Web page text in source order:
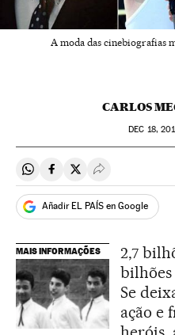
A moda das cinebiografias
CARLOS
DEC 18,
Compartir en Whatsapp
Compartir en Facebook
Compartir en
Desplegar
Añadir EL PAÍS en Google
MAIS INFORMAÇÕES
2,7
bilhões
Se
ação e